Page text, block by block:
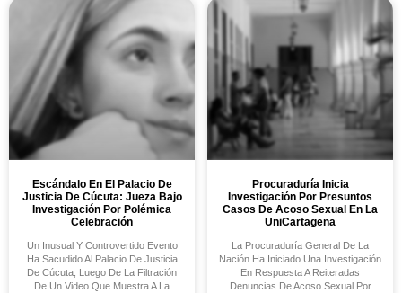
Escándalo En El Palacio De
Justicia De Cúcuta: Jueza Bajo
Investigación Por Polémica
Celebración
Un Inusual Y Controvertido Evento
Ha Sacudido Al Palacio De Justicia
De Cúcuta, Luego De La Filtración
De Un Video Que Muestra A La
Procuraduría Inicia
Investigación Por Presuntos
Casos De Acoso Sexual En La
UniCartagena
La Procuraduría General De La
Nación Ha Iniciado Una Investigación
En Respuesta A Reiteradas
Denuncias De Acoso Sexual Por